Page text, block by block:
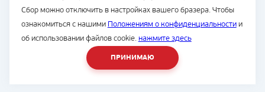
Сбор можно отключить в настройках вашего бразера. Чтобы
ознакомиться с нашими Положениям о конфиденциальностии
об использовании файлов cookie. нажмите здесь
ПРИНИМАЮ